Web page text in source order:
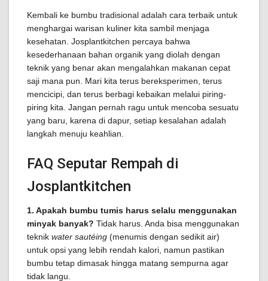
Kembali ke bumbu tradisional adalah cara terbaik untuk
menghargai warisan kuliner kita sambil menjaga
kesehatan. Josplantkitchen percaya bahwa
kesederhanaan bahan organik yang diolah dengan
teknik yang benar akan mengalahkan makanan cepat
saji mana pun. Mari kita terus bereksperimen, terus
mencicipi, dan terus berbagi kebaikan melalui piring-
piring kita. Jangan pernah ragu untuk mencoba sesuatu
yang baru, karena di dapur, setiap kesalahan adalah
langkah menuju keahlian.
FAQ Seputar Rempah di
Josplantkitchen
1. Apakah bumbu tumis harus selalu menggunakan
minyak banyak? Tidak harus. Anda bisa menggunakan
teknik water sautéing (menumis dengan sedikit air)
untuk opsi yang lebih rendah kalori, namun pastikan
bumbu tetap dimasak hingga matang sempurna agar
tidak langu.